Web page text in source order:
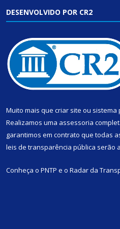
DESENVOLVIDO POR CR2
Muito mais que criar site ou sistema
Realizamos uma assessoria
garantimos em contrato que todas
leis de transparência pública serão
Conheça o PNTP e o Radar da